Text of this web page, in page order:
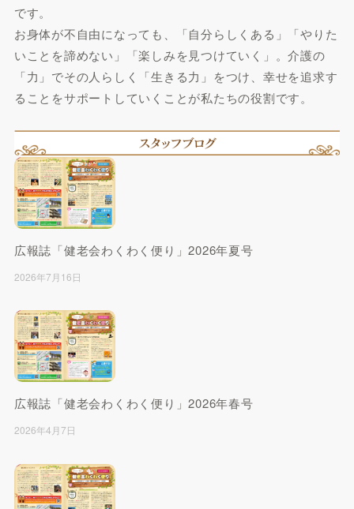
です。
お身体が不自由になっても、「自分らしくある」「やりた
いことを諦めない」「楽しみを見つけていく」。介護の
「力」でその人らしく「生きる力」をつけ、幸せを追求す
ることをサポートしていくことが私たちの役割です。
広報誌「健老会わくわく便り」2026年夏号
2026年7月16日
広報誌「健老会わくわく便り」2026年春号
2026年4月7日